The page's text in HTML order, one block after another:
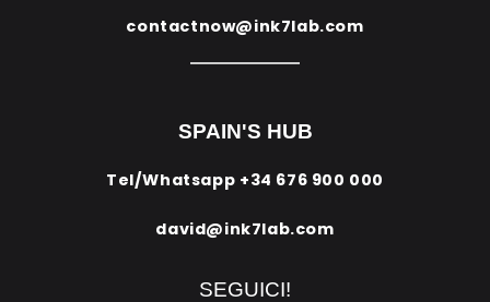
contactnow@ink7lab.com
SPAIN'S HUB
Tel/Whatsapp +34 676 900 000
david@ink7lab.com
SEGUICI!